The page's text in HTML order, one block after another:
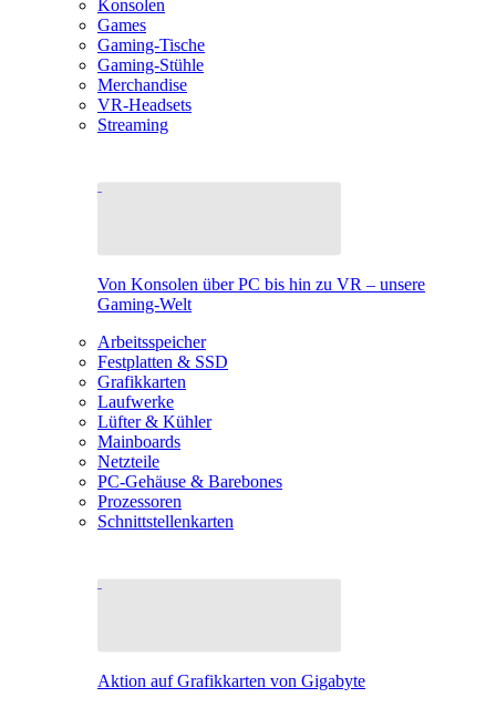
Konsolen
Games
Gaming-Tische
Gaming-Stühle
Merchandise
VR-Headsets
Streaming
Von Konsolen über PC bis hin zu VR – unsere
Gaming-Welt
Arbeitsspeicher
Festplatten & SSD
Grafikkarten
Laufwerke
Lüfter & Kühler
Mainboards
Netzteile
PC-Gehäuse & Barebones
Prozessoren
Schnittstellenkarten
Aktion auf Grafikkarten von Gigabyte